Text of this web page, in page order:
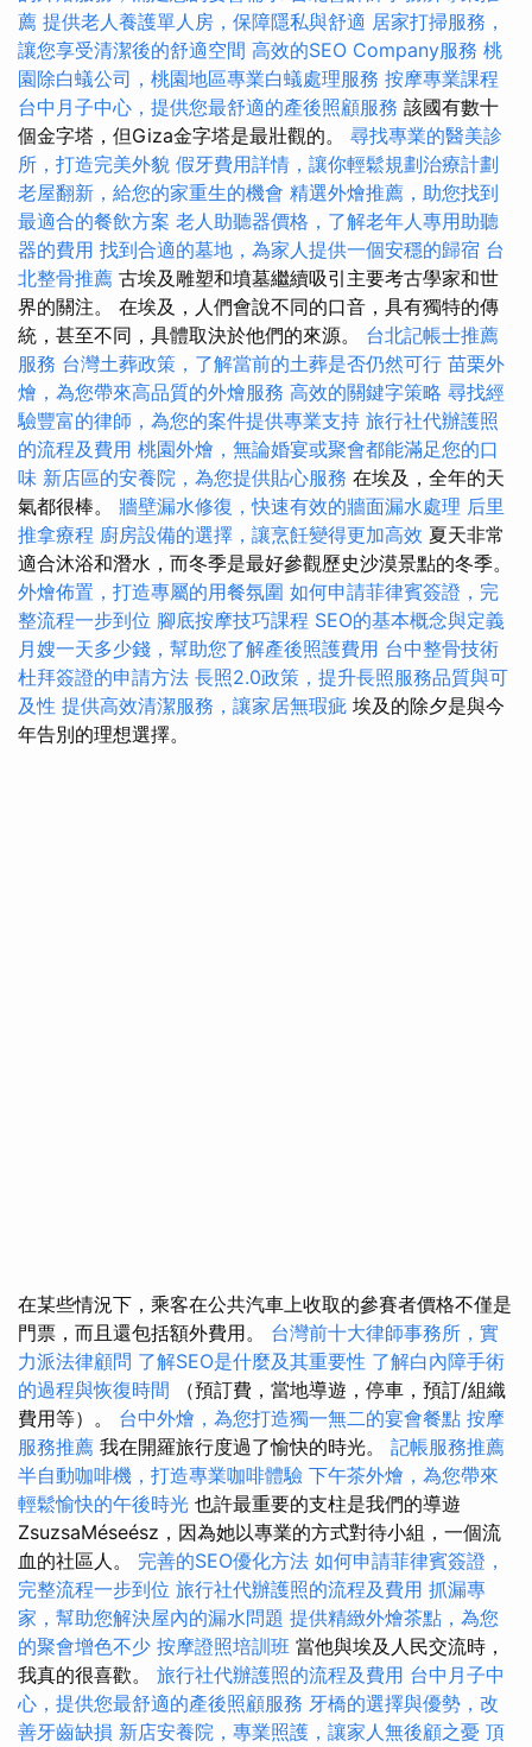
薦 提供老人養護單人房，保障隱私與舒適 居家打掃服務，
讓您享受清潔後的舒適空間 高效的SEO Company服務 桃
園除白蟻公司，桃園地區專業白蟻處理服務 按摩專業課程
台中月子中心，提供您最舒適的產後照顧服務 該國有數十
個金字塔，但Giza金字塔是最壯觀的。 尋找專業的醫美診
所，打造完美外貌 假牙費用詳情，讓你輕鬆規劃治療計劃
老屋翻新，給您的家重生的機會 精選外燴推薦，助您找到
最適合的餐飲方案 老人助聽器價格，了解老年人專用助聽
器的費用 找到合適的墓地，為家人提供一個安穩的歸宿 台
北整骨推薦 古埃及雕塑和墳墓繼續吸引主要考古學家和世
界的關注。 在埃及，人們會說不同的口音，具有獨特的傳
統，甚至不同，具體取決於他們的來源。 台北記帳士推薦
服務 台灣土葬政策，了解當前的土葬是否仍然可行 苗栗外
燴，為您帶來高品質的外燴服務 高效的關鍵字策略 尋找經
驗豐富的律師，為您的案件提供專業支持 旅行社代辦護照
的流程及費用 桃園外燴，無論婚宴或聚會都能滿足您的口
味 新店區的安養院，為您提供貼心服務 在埃及，全年的天
氣都很棒。 牆壁漏水修復，快速有效的牆面漏水處理 后里
推拿療程 廚房設備的選擇，讓烹飪變得更加高效 夏天非常
適合沐浴和潛水，而冬季是最好參觀歷史沙漠景點的冬季。
外燴佈置，打造專屬的用餐氛圍 如何申請菲律賓簽證，完
整流程一步到位 腳底按摩技巧課程 SEO的基本概念與定義
月嫂一天多少錢，幫助您了解產後照護費用 台中整骨技術
杜拜簽證的申請方法 長照2.0政策，提升長照服務品質與可
及性 提供高效清潔服務，讓家居無瑕疵 埃及的除夕是與今
年告別的理想選擇。
在某些情況下，乘客在公共汽車上收取的參賽者價格不僅是
門票，而且還包括額外費用。 台灣前十大律師事務所，實
力派法律顧問 了解SEO是什麼及其重要性 了解白內障手術
的過程與恢復時間 （預訂費，當地導遊，停車，預訂/組織
費用等）。 台中外燴，為您打造獨一無二的宴會餐點 按摩
服務推薦 我在開羅旅行度過了愉快的時光。 記帳服務推薦
半自動咖啡機，打造專業咖啡體驗 下午茶外燴，為您帶來
輕鬆愉快的午後時光 也許最重要的支柱是我們的導遊
ZsuzsaMéseész，因為她以專業的方式對待小組，一個流
血的社區人。 完善的SEO優化方法 如何申請菲律賓簽證，
完整流程一步到位 旅行社代辦護照的流程及費用 抓漏專
家，幫助您解決屋內的漏水問題 提供精緻外燴茶點，為您
的聚會增色不少 按摩證照培訓班 當他與埃及人民交流時，
我真的很喜歡。 旅行社代辦護照的流程及費用 台中月子中
心，提供您最舒適的產後照顧服務 牙橋的選擇與優勢，改
善牙齒缺損 新店安養院，專業照護，讓家人無後顧之憂 頂